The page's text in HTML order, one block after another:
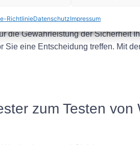
RichtlinieDatenschutzImpressum
die Gewährleistung der Sicherheit
eine Entscheidung treffen. Mit
zum Testen von